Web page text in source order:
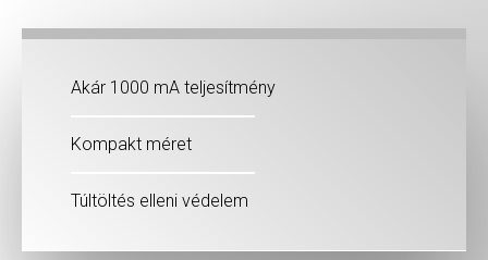
Akár 1000 mA teljesítmény
Kompakt méret
Túltöltés elleni védelem